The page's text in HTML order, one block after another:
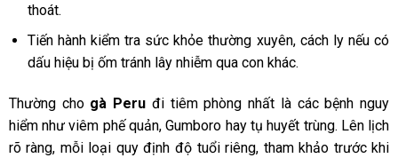
thoát.
Tiến hành kiểm tra sức khỏe thường xuyên, cách ly nếu có
dấu hiệu bị ốm tránh lây nhiễm qua con khác.
Thường cho gà Peru đi tiêm phòng nhất là các bệnh nguy
hiểm như viêm phế quản, Gumboro hay tụ huyết trùng. Lên lịch
rõ ràng, mỗi loại quy định độ tuổi riêng, tham khảo trước khi